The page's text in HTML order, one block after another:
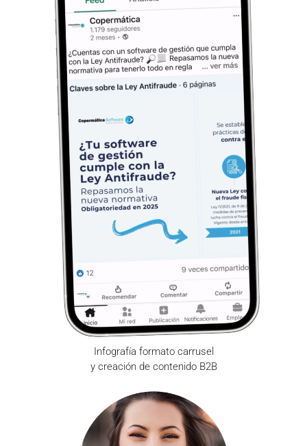
Infografía formato carrusel
y creación de contenido B2B